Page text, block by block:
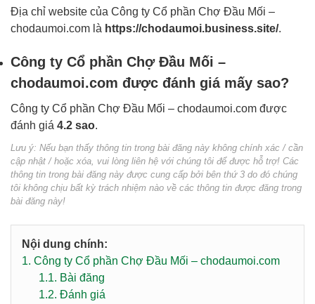
Địa chỉ website của Công ty Cổ phần Chợ Đầu Mối –
chodaumoi.com là https://chodaumoi.business.site/.
Công ty Cổ phần Chợ Đầu Mối –
chodaumoi.com được đánh giá mấy sao?
Công ty Cổ phần Chợ Đầu Mối – chodaumoi.com được
đánh giá 4.2 sao.
Lưu ý: Nếu bạn thấy thông tin trong bài đăng này không chính xác / cần
cập nhật / hoặc xóa, vui lòng liên hệ với chúng tôi để được hỗ trợ! Các
thông tin trong bài đăng này được cung cấp bởi bên thứ 3 do đó chúng
tôi không chịu bất kỳ trách nhiệm nào về các thông tin được đăng trong
bài đăng này!
Nội dung chính:
1. Công ty Cổ phần Chợ Đầu Mối – chodaumoi.com
1.1. Bài đăng
1.2. Đánh giá